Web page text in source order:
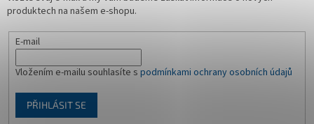
produktech na našem e-shopu.
E-mail
Vložením e-mailu souhlasíte s podmínkami ochrany osobních údajů
PŘIHLÁSIT SE